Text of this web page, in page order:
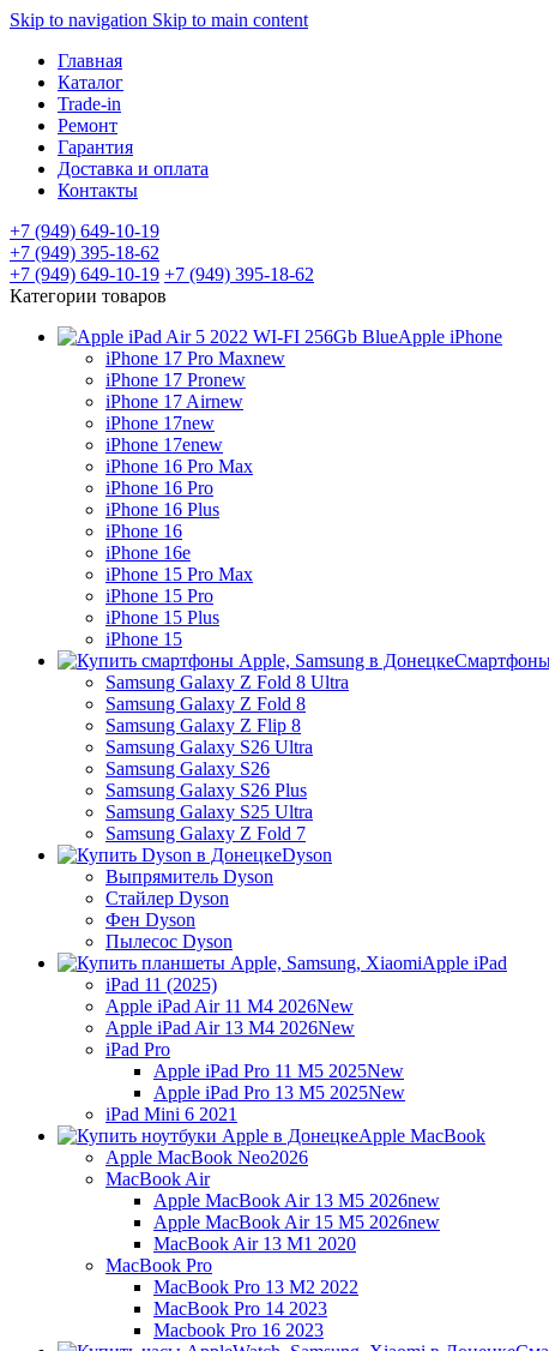
Skip to navigation Skip to main content
Главная
Каталог
Trade-in
Ремонт
Гарантия
Доставка и оплата
Контакты
+7 (949) 649-10-19
+7 (949) 395-18-62
+7 (949) 649-10-19 +7 (949) 395-18-62
Категории товаров
Apple iPhone
iPhone 17 Pro Maxnew
iPhone 17 Pronew
iPhone 17 Airnew
iPhone 17new
iPhone 17enew
iPhone 16 Pro Max
iPhone 16 Pro
iPhone 16 Plus
iPhone 16
iPhone 16e
iPhone 15 Pro Max
iPhone 15 Pro
iPhone 15 Plus
iPhone 15
Samsung Galaxy Z Fold 8 Ultra
Samsung Galaxy Z Fold 8
Samsung Galaxy Z Flip 8
Samsung Galaxy S26 Ultra
Samsung Galaxy S26
Samsung Galaxy S26 Plus
Samsung Galaxy S25 Ultra
Samsung Galaxy Z Fold 7
Dyson
Выпрямитель Dyson
Стайлер Dyson
Фен Dyson
Пылесос Dyson
Apple iPad
iPad 11 (2025)
Apple iPad Air 11 M4 2026New
Apple iPad Air 13 M4 2026New
iPad Pro
Apple iPad Pro 11 M5 2025New
Apple iPad Pro 13 M5 2025New
iPad Mini 6 2021
Apple MacBook
Apple MacBook Neo2026
MacBook Air
Apple MacBook Air 13 M5 2026new
Apple MacBook Air 15 M5 2026new
MacBook Air 13 M1 2020
MacBook Pro
MacBook Pro 13 M2 2022
MacBook Pro 14 2023
Macbook Pro 16 2023